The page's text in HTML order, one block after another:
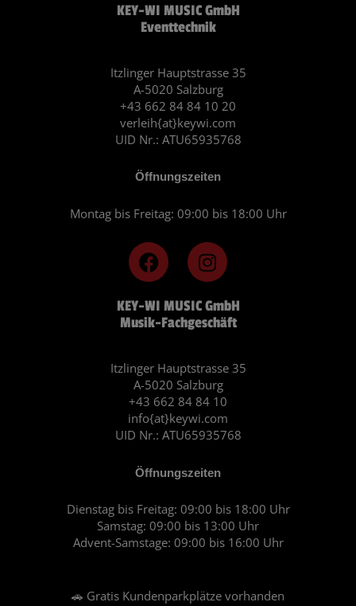
KEY-WI MUSIC GmbH
Musik-Fachgeschäft
Itzlinger Hauptstrasse 35
A-5020 Salzburg
+43 662 84 84 10
info{at}keywi.com
UID Nr.: ATU65935768
Öffnungszeiten
Dienstag bis Freitag: 09:00 bis 18:00 Uhr
Samstag: 09:00 bis 13:00 Uhr
Advent-Samstage: 09:00 bis 16:00 Uhr
🚗 Gratis Kundenparkplätze vorhanden
F
a
c
e
b
o
k
I
n
s
t
a
r
a
m
KEY-WI MUSIC GmbH
Eventtechnik
Itzlinger Hauptstrasse 35
A-5020 Salzburg
+43 662 84 84 10 20
verleih{at}keywi.com
UID Nr.: ATU65935768
Öffnungszeiten
Montag bis Freitag: 09:00 bis 18:00 Uhr